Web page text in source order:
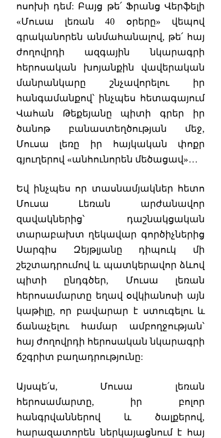
ոսոխի դեմ: Բայց թե՛ Ֆրանց Վերֆելի
«Մուսա լեռան 40 օրերը» վեպով
գրականորեն անմահանալով, թե՛ հայ
ժողովրդի ազգային նկարագրի
հերոսական խոյանքին վավերական
մանրանկարը շնչավորելու իր
հանգամանքով՝ ինչպես հետագայում
Վահան Թեքեյանը պիտի գրեր իր
ծանոթ բանաստեղծության մեջ,
Մուսա լեռը իր հայկական փոքր
գյուղերով «անհունորեն մեծացավ»…
Եվ ինչպես որ տասնամյակներ հետո
Մուսա Լեռան արժանավոր
զավակներից՝ դաշնակցական
տարաբախտ ղեկավար գործիչներից
Սարգիս Զեյթլյանը դիպուկ մի
շեշտադրումով և պատկերավոր ձևով
պիտի ընդգծեր, Մուսա լեռան
հերոսամարտը եղավ օվկիանոսի այն
կաթիլը, որ բավարար է ստուգելու և
ճանաչելու համար ամբողջության՝
հայ ժողովրդի հերոսական նկարագրի
ճշգրիտ բաղադրությունը:
Այսպե՛ս, Մուսա լեռան
հերոսամարտը, իր բոլոր
հանգրվաններով և ծալքերով,
հարազատորեն ներկայացնում է հայ